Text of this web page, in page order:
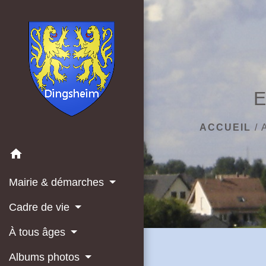
home
Mairie & démarches
Cadre de vie
À tous âges
Albums photos
ACCUEIL /